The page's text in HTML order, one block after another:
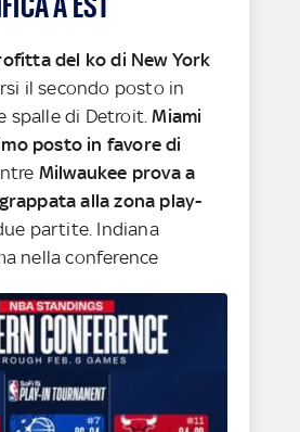
del ko di New York
il secondo posto in
spalle di Detroit.Miami
posto in favore di
Milwaukee prova a
alla zona play-
partite. Indiana
nella conference